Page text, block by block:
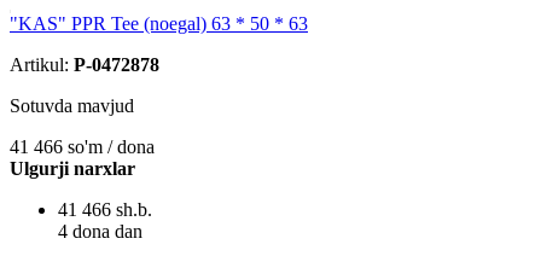
"KAS" PPR Tee (noegal) 63 * 50 * 63
Artikul: P-0472878
Sotuvda mavjud
41 466 so'm / dona
Ulgurji narxlar
41 466 sh.b.
4 dona dan